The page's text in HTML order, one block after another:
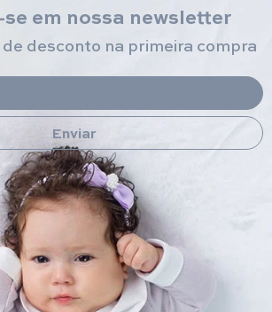
em nossa newsletter
desconto na primeira compra
Enviar